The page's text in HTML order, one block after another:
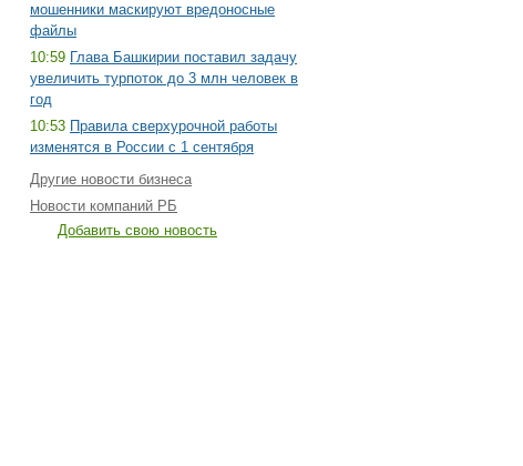
мошенники маскируют вредоносные
файлы
10:59 Глава Башкирии поставил задачу
увеличить турпоток до 3 млн человек в
год
10:53 Правила сверхурочной работы
изменятся в России с 1 сентября
Другие новости бизнеса
Новости компаний РБ
Добавить свою новость